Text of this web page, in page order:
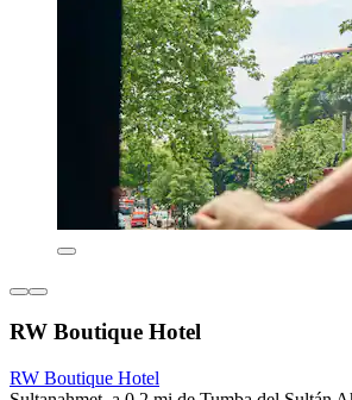
RW Boutique Hotel
RW Boutique Hotel